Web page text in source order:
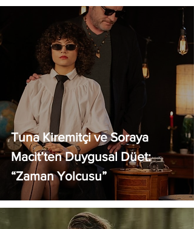
Tuna Kiremitçi ve Soraya
Macit’ten Duygusal Düet:
“Zaman Yolcusu”